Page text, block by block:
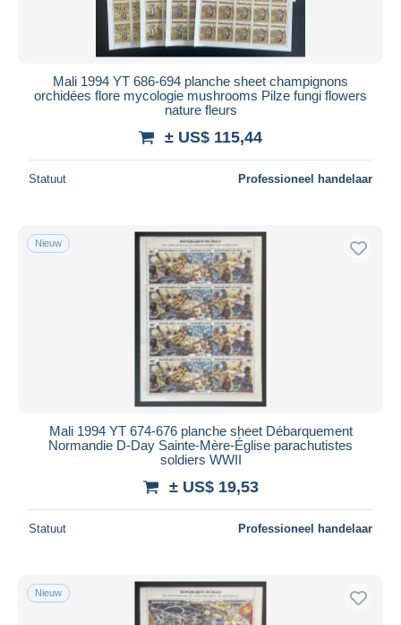
Mali 1994 YT 686-694 planche sheet champignons
orchidées flore mycologie mushrooms Pilze fungi flowers
nature fleurs
± US$ 115,44
Statuut Professioneel handelaar
Nieuw
Mali 1994 YT 674-676 planche sheet Débarquement
Normandie D-Day Sainte-Mère-Église parachutistes
soldiers WWII
± US$ 19,53
Statuut Professioneel handelaar
Nieuw